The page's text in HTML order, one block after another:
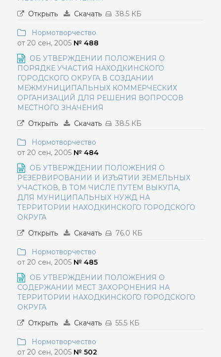
Открыть
Скачать 38.5 КБ
Нормотворчество
от 20 сен, 2005 № 488
ОБ УТВЕРЖДЕНИИ ПОЛОЖЕНИЯ О
ПОРЯДКЕ УЧАСТИЯ НАХОДКИНСКОГО
ГОРОДСКОГО ОКРУГА В СОЗДАНИИ
МЕЖМУНИЦИПАЛЬНЫХ КОММЕРЧЕСКИХ
ОРГАНИЗАЦИЙ ДЛЯ РЕШЕНИЯ ВОПРОСОВ
МЕСТНОГО ЗНАЧЕНИЯ
Открыть
Скачать 38.5 КБ
Нормотворчество
от 20 сен, 2005 № 484
ОБ УТВЕРЖДЕНИИ ПОЛОЖЕНИЯ О
РЕЗЕРВИРОВАНИИ И ИЗЪЯТИИ ЗЕМЕЛЬНЫХ
УЧАСТКОВ, В ТОМ ЧИСЛЕ ПУТЕМ ВЫКУПА,
ДЛЯ МУНИЦИПАЛЬНЫХ НУЖД НА
ТЕРРИТОРИИ НАХОДКИНСКОГО ГОРОДСКОГО
ОКРУГА
Открыть
Скачать 76.0 КБ
Нормотворчество
от 20 сен, 2005 № 485
ОБ УТВЕРЖДЕНИИ ПОЛОЖЕНИЯ О
СОДЕРЖАНИИ МЕСТ ЗАХОРОНЕНИЯ НА
ТЕРРИТОРИИ НАХОДКИНСКОГО ГОРОДСКОГО
ОКРУГА
Открыть
Скачать 55.5 КБ
Нормотворчество
от 20 сен, 2005 № 502